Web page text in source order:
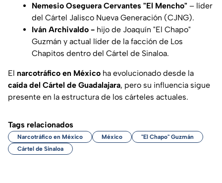
Nemesio Oseguera Cervantes "El Mencho" – líder
del Cártel Jalisco Nueva Generación (CJNG).
Iván Archivaldo - hijo de Joaquín "El Chapo"
Guzmán y actual líder de la facción de Los
Chapitos dentro del Cártel de Sinaloa.
El narcotráfico en México ha evolucionado desde la
caída del Cártel de Guadalajara, pero su influencia sigue
presente en la estructura de los cárteles actuales.
Tags relacionados
Narcotráfico en México México
"El Chapo" Guzmán
Cártel de Sinaloa